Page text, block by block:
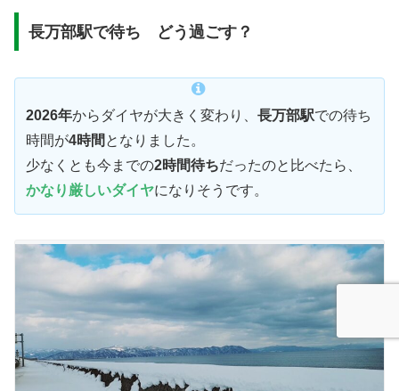
長万部駅で待ち どう過ごす？
2026年からダイヤが大きく変わり、 長万部駅での待ち
時間が4時間 となりました。
少なくとも今までの2時間待ちだったのと比べたら、
かなり厳しいダイヤになりそうです。